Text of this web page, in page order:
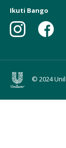
Ikuti Bango
© 2024